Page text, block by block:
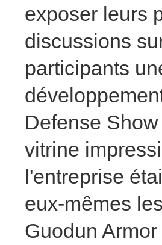
exposer leurs
discussions
participants
Defense
vitrine
l'entreprise
eux-mêmes
Guodun